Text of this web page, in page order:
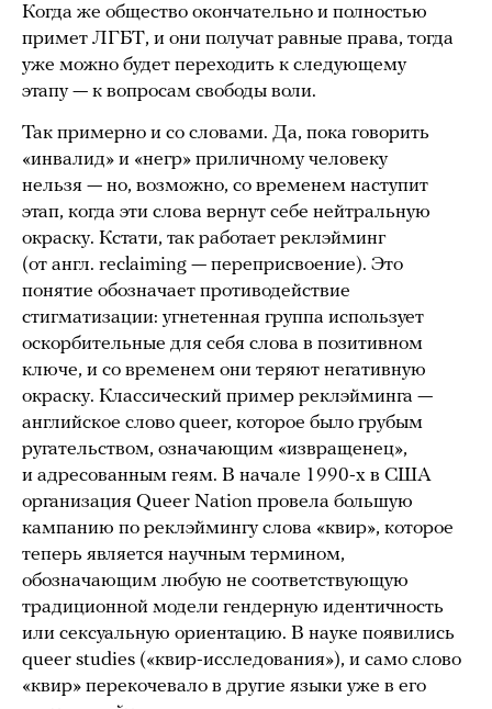
Когда же общество окончательно и полностью
примет ЛГБТ, и они получат равные права, тогда
уже можно будет переходить к следующему
этапу — к вопросам свободы воли.
Так примерно и со словами. Да, пока говорить
«инвалид» и «негр» приличному человеку
нельзя — но, возможно, со временем наступит
этап, когда эти слова вернут себе нейтральную
окраску. Кстати, так работает реклэйминг
(от англ. rеclaiming — переприсвоение). Это
понятие обозначает противодействие
стигматизации: угнетенная группа использует
оскорбительные для себя слова в позитивном
ключе, и со временем они теряют негативную
окраску. Классический пример реклэйминга —
английское слово queer, которое было грубым
ругательством, означающим «извращенец»,
и адресованным геям. В начале 1990-х в США
организация Queer Nation провела большую
кампанию по реклэймингу слова «квир», которое
теперь является научным термином,
обозначающим любую не соответствующую
традиционной модели гендерную идентичность
или сексуальную ориентацию. В науке появились
queer studies («квир-исследования»), и само слово
«квир» перекочевало в другие языки уже в его